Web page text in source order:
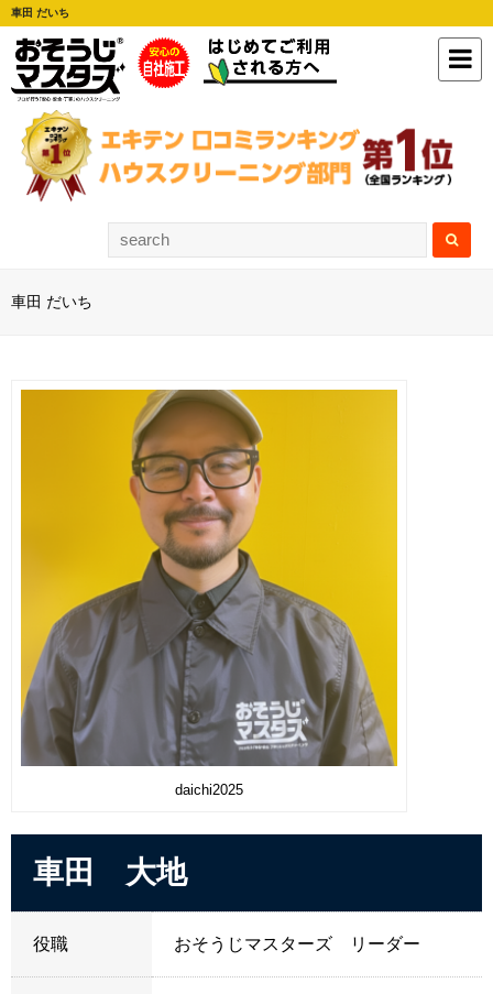
車田 だいち
車田 だいち
daichi2025
車田 大地
役職 おそうじマスターズ リーダー